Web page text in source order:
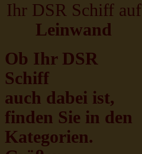
Ihr DSR Schiff auf
Leinwand
Ob Ihr DSR
Schiff
auch dabei ist,
finden Sie in den
Kategorien.